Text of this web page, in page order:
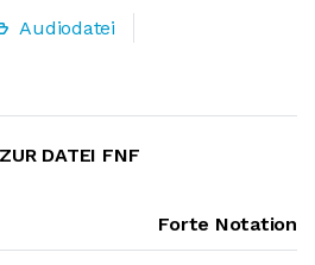
Audiodatei
DATEI FNF
Forte Notation